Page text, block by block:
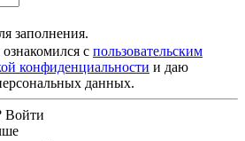
заполнения.
с пользовательским
конфиденциальности и даю
данных.
Войти